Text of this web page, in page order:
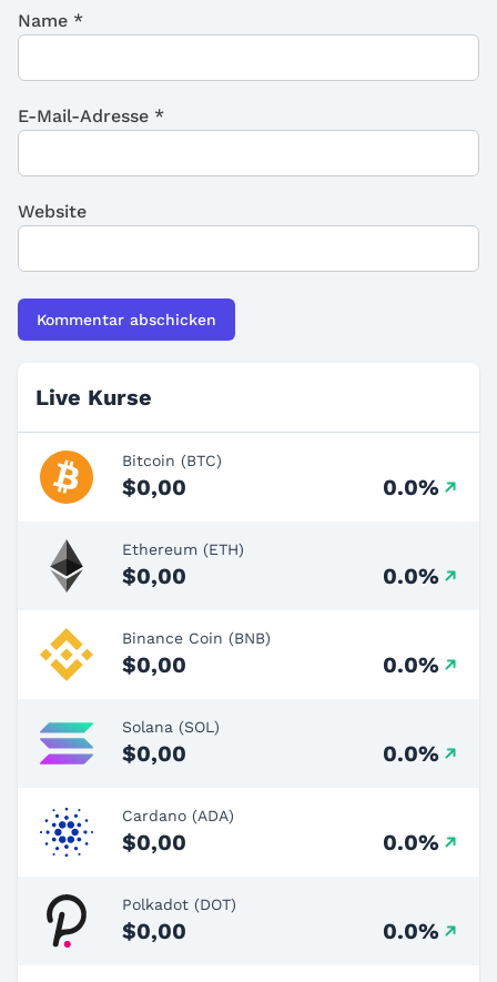
Name *
E-Mail-Adresse *
Website
Live Kurse
Bitcoin (BTC)
$0,00 0.0%
Ethereum (ETH)
$0,00 0.0%
Binance Coin (BNB)
$0,00 0.0%
Solana (SOL)
$0,00 0.0%
Cardano (ADA)
$0,00 0.0%
Polkadot (DOT)
$0,00 0.0%